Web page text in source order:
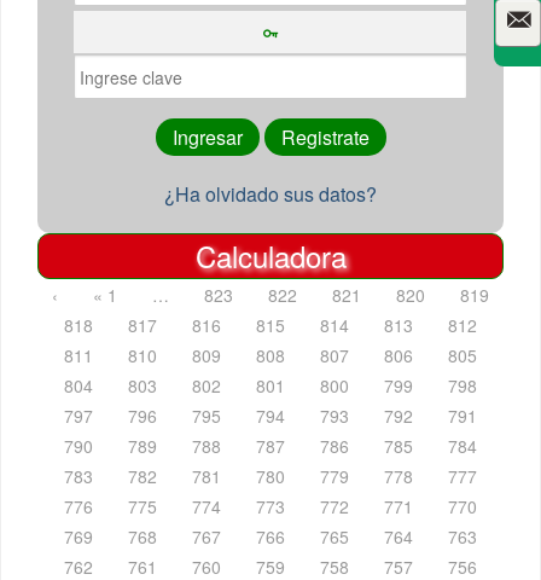
¿Ha olvidado sus datos?
Calculadora
‹ « 1 … 823 822 821 820
819
818
817 816 815 814 813
812
811
810 809 808 807 806
805
804
803 802 801 800 799
798
797
796 795 794 793 792
791
790
789 788 787 786 785
784
783
782 781 780 779 778
777
776
775 774 773 772 771
770
769
768 767 766 765 764
763
762
761 760 759 758 757
756